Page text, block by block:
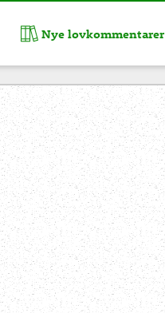
Nye lovkommentarer